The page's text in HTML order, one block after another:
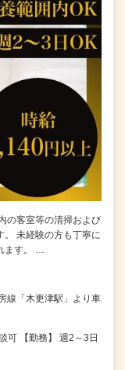
の客室等の清掃および
。 未経験の方も丁寧に
ます。 …
線「木更津駅」より車
可 【勤務】 週2～3日